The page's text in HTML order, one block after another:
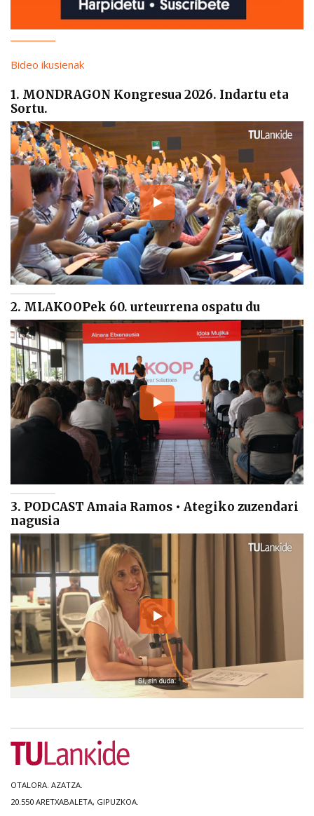
Bideo ikusienak
1. MONDRAGON Kongresua 2026. Indartu eta
Sortu.
2. MLAKOOPek 60. urteurrena ospatu du
3. PODCAST Amaia Ramos • Ategiko zuzendari
nagusia
OTALORA. AZATZA.
20.550 ARETXABALETA, GIPUZKOA.